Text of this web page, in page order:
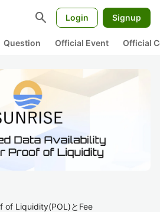
search Login Signup
Question Official Event Official
of Liquidity(POL)とFee